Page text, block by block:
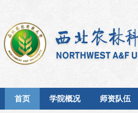
首页 学院概况 师资队伍